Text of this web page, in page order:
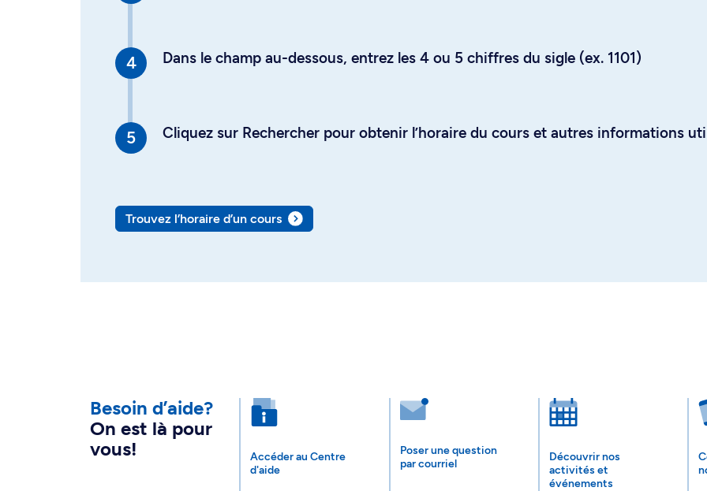
Dans le champ au-dessous, entrez les 4 ou 5 chiffres du sigle (ex. 1101)
Cliquez sur Rechercher pour obtenir l’horaire du cours et autres informations
Trouvez l’horaire d’un cours
Besoin d’aide?
On est là pour
vous!
Accéder au Centre
d'aide
Poser une question
par courriel
Découvrir nos
activités et
événements